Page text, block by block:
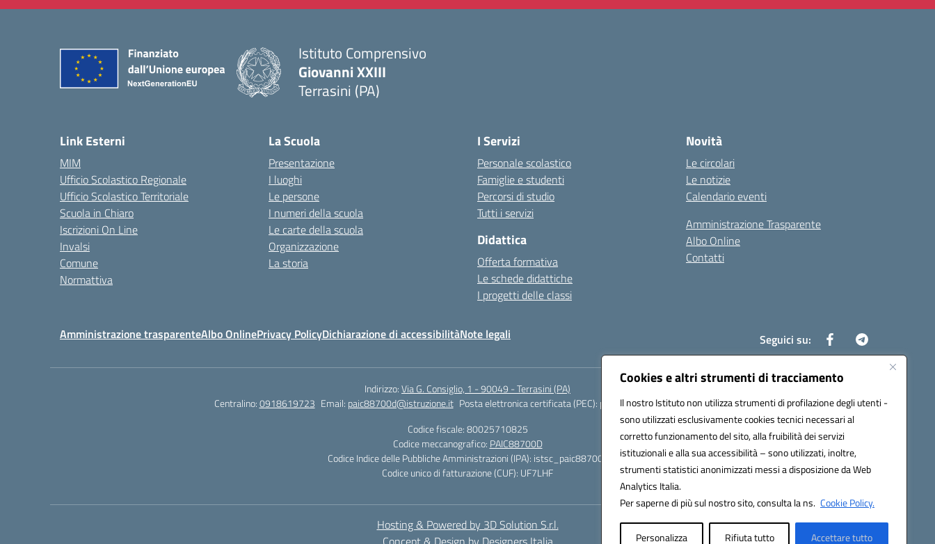
Cookies e altri strumenti di tracciamento
Il nostro Istituto non utilizza strumenti di profilazione degli utenti -
sono utilizzati esclusivamente cookies tecnici necessari al
corretto funzionamento del sito, alla fruibilità dei servizi
istituzionali e alla sua accessibilità – sono utilizzati, inoltre,
strumenti statistici anonimizzati messi a disposizione da Web
Analytics Italia.
Per saperne di più sul nostro sito, consulta la ns. Cookie Policy.
Personalizza Rifiuta tutto Accettare tutto
Istituto Comprensivo
Giovanni XXIII
Terrasini (PA)
Link Esterni
MIM
Ufficio Scolastico Regionale
Ufficio Scolastico Territoriale
Scuola in Chiaro
Iscrizioni On Line
Invalsi
Comune
Normattiva
La Scuola
Presentazione
I luoghi
Le persone
I numeri della scuola
Le carte della scuola
Organizzazione
La storia
I Servizi
Personale scolastico
Famiglie e studenti
Percorsi di studio
Tutti i servizi
Didattica
Offerta formativa
Le schede didattiche
I progetti delle classi
Novità
Le circolari
Le notizie
Calendario eventi
Amministrazione Trasparente
Albo Online
Contatti
Amministrazione trasparenteAlbo OnlinePrivacy PolicyDichiarazione di accessibilitàNote legali Seguici su:
Indirizzo:Via G. Consiglio, 1 - 90049 - Terrasini (PA)
Centralino:0918619723 Email: paic88700d@istruzione.it Posta elettronica certificata (PEC): paic88700d@pec.istruzione.it
Codice fiscale: 80025710825
Codice meccanografico: PAIC88700D
Codice Indice delle Pubbliche Amministrazioni (IPA): istsc_paic88700d
Codice unico di fatturazione (CUF): UF7LHF
Hosting & Powered by 3D Solution S.r.l.